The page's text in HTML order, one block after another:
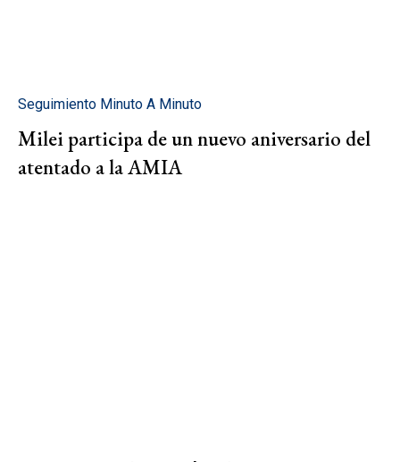
Seguimiento Minuto A Minuto
Milei participa de un nuevo aniversario del
atentado a la AMIA